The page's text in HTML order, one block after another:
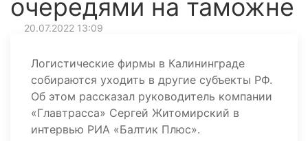
очередями на таможне
20.07.2022 13:09
Логистические фирмы в Калининграде
собираются уходить в другие субъекты РФ.
Об этом рассказал руководитель компании
«Главтрасса» Сергей Житомирский в
интервью РИА «Балтик Плюс».